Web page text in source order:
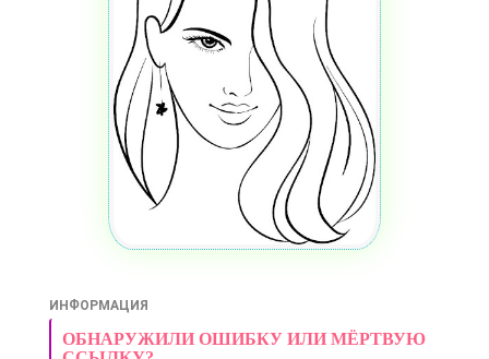
ИНФОРМАЦИЯ
ОБНАРУЖИЛИ ОШИБКУ ИЛИ МЁРТВУЮ